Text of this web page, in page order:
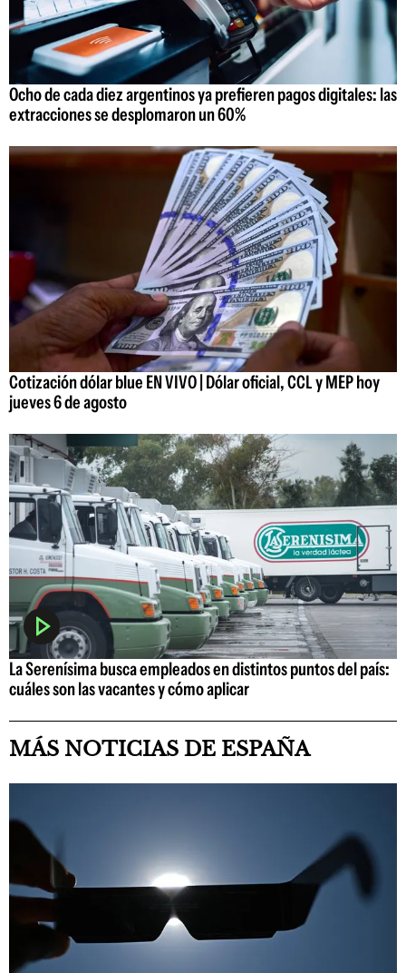
Ocho de cada diez argentinos ya prefieren pagos digitales: las
extracciones se desplomaron un 60%
Cotización dólar blue EN VIVO | Dólar oficial, CCL y MEP hoy
jueves 6 de agosto
La Serenísima busca empleados en distintos puntos del país:
cuáles son las vacantes y cómo aplicar
MÁS NOTICIAS DE ESPAÑA